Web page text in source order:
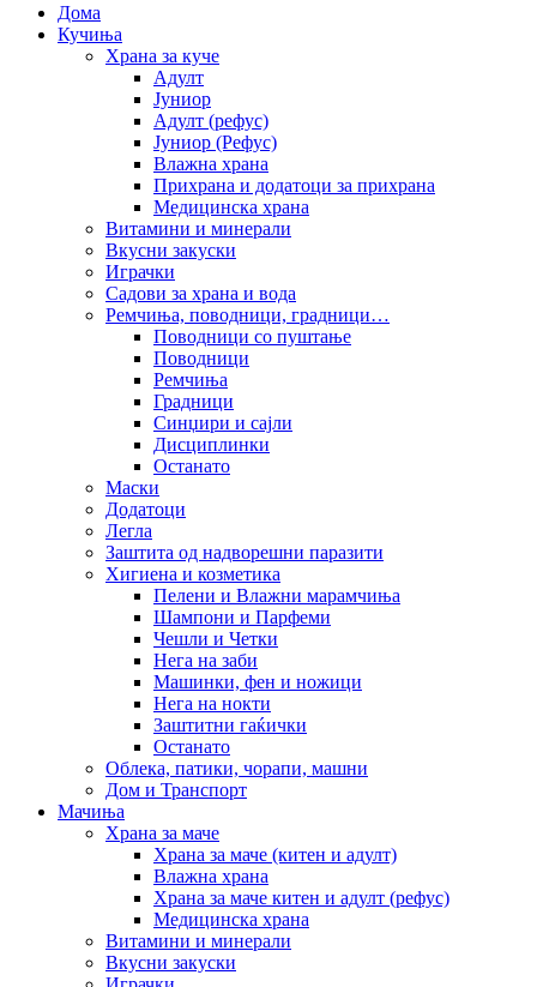
Дома
Кучиња
Храна за куче
Адулт
Јуниор
Адулт (рефус)
Јуниор (Рефус)
Влажна храна
Прихрана и додатоци за прихрана
Медицинска храна
Витамини и минерали
Вкусни закуски
Играчки
Садови за храна и вода
Ремчиња, поводници, градници…
Поводници со пуштање
Поводници
Ремчиња
Градници
Синџири и сајли
Дисциплинки
Останато
Маски
Додатоци
Легла
Заштита од надворешни паразити
Хигиена и козметика
Пелени и Влажни марамчиња
Шампони и Парфеми
Чешли и Четки
Нега на заби
Машинки, фен и ножици
Нега на нокти
Заштитни гаќички
Останато
Облека, патики, чорапи, машни
Дом и Транспорт
Мачиња
Храна за маче
Храна за маче (китен и адулт)
Влажна храна
Храна за маче китен и адулт (рефус)
Медицинска храна
Витамини и минерали
Вкусни закуски